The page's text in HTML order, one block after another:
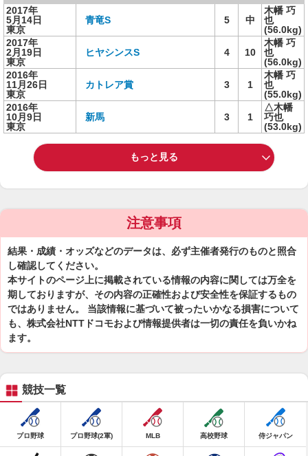
2017年
5月14日
東京
青竜S 5 中
木幡 巧
也
(56.0kg)
2017年
2月19日
東京
ヒヤシンスS 4 10
木幡 巧
也
(56.0kg)
2016年
11月26日
東京
カトレア賞 3 1
木幡 巧
也
(55.0kg)
2016年
10月9日
東京
新馬 3 1
△木幡
巧也
(53.0kg)
もっと見る
注意事項
結果・成績・オッズなどのデータは、必ず主催者発行のものと照合
し確認してください。
本サイトのページ上に掲載されている情報の内容に関しては万全を
期しておりますが、その内容の正確性および安全性を保証するもの
ではありません。 当該情報に基づいて被ったいかなる損害について
も、株式会社NTTドコモおよび情報提供者は一切の責任を負いかね
ます。
競技一覧
プロ野球 プロ野球(2軍) MLB 高校野球 侍ジャパン